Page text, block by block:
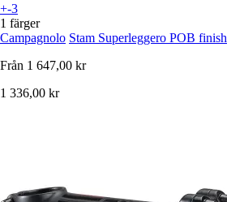
+-3
1 färger
Campagnolo Stam Superleggero POB finish
Från 1 647,00 kr
1 336,00 kr